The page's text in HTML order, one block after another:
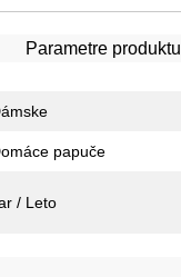
Parametre produktu
papuče
/ Leto